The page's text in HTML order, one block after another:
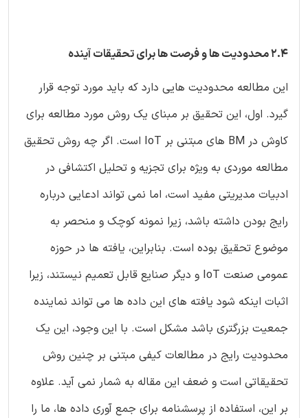
2.4 محدودیت ها و فرصت ها برای تحقیقات آینده
این مطالعه محدودیت هایی دارد که باید مورد توجه قرار
گیرد. اول، این تحقیق بر مبنای یک روش مورد مطالعه برای
کاوش در BM های مبتنی بر IoT است. اگر چه روش تحقیق
مطالعه موردی به ویژه برای تجزیه و تحلیل اکتشافی در
ادبیات مدیریتی مفید است، اما نمی تواند ادعایی درباره
رایج بودن داشته باشد، زیرا نمونه کوچک و منحصر به
موضوع تحقیق بوده است. بنابراین، یافته ها در حوزه
عمومی صنعت IoT و دیگر صنایع قابل تعمیم نیستند، زیرا
اثبات اینکه شود یافته های این داده ها می تواند نماینده
جمعیت بزرگتری باشد مشکل است. با این وجود، این یک
محدودیت رایج در مطالعات کیفی مبتنی بر چنین روش
تحقیقاتی است و ضعف این مقاله به شمار نمی آید. علاوه
بر این، استفاده از پرسشنامه برای جمع آوری داده ها، ما را